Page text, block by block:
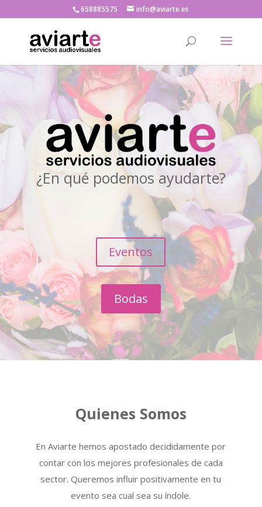
658885575 info@aviarte.es
¿En qué podemos ayudarte?
Eventos
Bodas
Quienes Somos
En Aviarte hemos apostado decididamente por
contar con los mejores profesionales de cada
sector. Queremos influir positivamente en tu
evento sea cual sea su índole.